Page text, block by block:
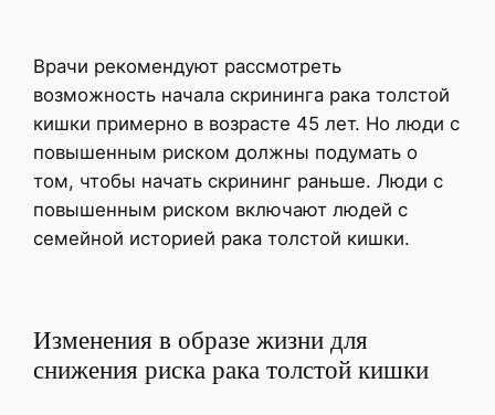
Врачи рекомендуют рассмотреть
возможность начала скрининга рака толстой
кишки примерно в возрасте 45 лет. Но люди с
повышенным риском должны подумать о
том, чтобы начать скрининг раньше. Люди с
повышенным риском включают людей с
семейной историей рака толстой кишки.
Изменения в образе жизни для
снижения риска рака толстой кишки